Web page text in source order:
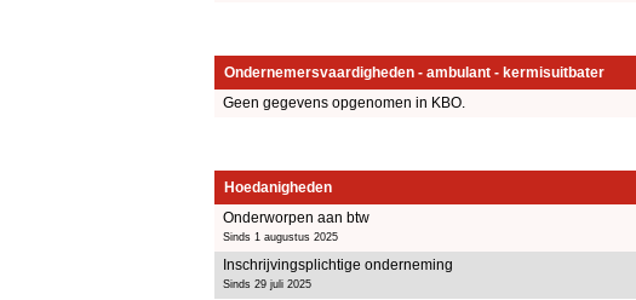
Ondernemersvaardigheden - ambulant - kermisuitbater
Geen gegevens opgenomen in KBO.
Hoedanigheden
Onderworpen aan btw
Sinds 1 augustus 2025
Inschrijvingsplichtige onderneming
Sinds 29 juli 2025